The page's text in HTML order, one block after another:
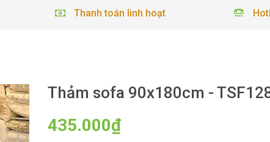
Thanh toán linh hoạt
Thảm sofa 90x180cm -
435.000₫